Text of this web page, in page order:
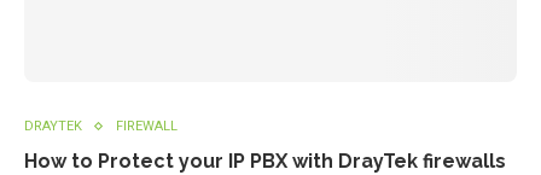
DRAYTEK FIREWALL
How to Protect your IP PBX with DrayTek firewalls